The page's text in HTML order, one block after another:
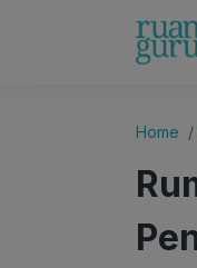
Home